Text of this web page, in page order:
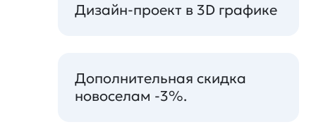
Дизайн-проект в 3D графике
Дополнительная скидка
новоселам -3%.